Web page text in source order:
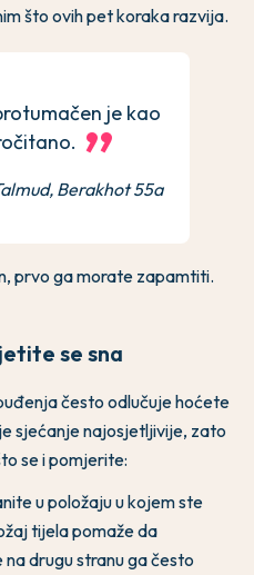
što ovih pet koraka razvija.
je kao
Berakhot 55a
prvo ga morate zapamtiti.
se sna
često odlučuje hoćete
sjećanje najosjetljivije, zato
se i pomjerite:
u položaju u kojem ste
tijela pomaže da
drugu stranu ga često